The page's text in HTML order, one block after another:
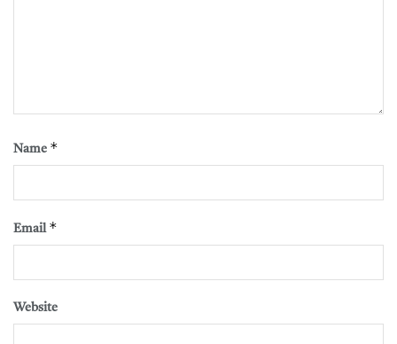
Name *
Email *
Website